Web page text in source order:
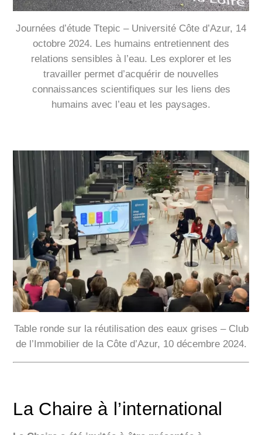
Journées d’étude Ttepic – Université Côte d’Azur, 14
octobre 2024. Les humains entretiennent des
relations sensibles à l’eau. Les explorer et les
travailler permet d’acquérir de nouvelles
connaissances scientifiques sur les liens des
humains avec l’eau et les paysages.
Table ronde sur la réutilisation des eaux grises – Club
de l’Immobilier de la Côte d’Azur, 10 décembre 2024.
La Chaire à l’international